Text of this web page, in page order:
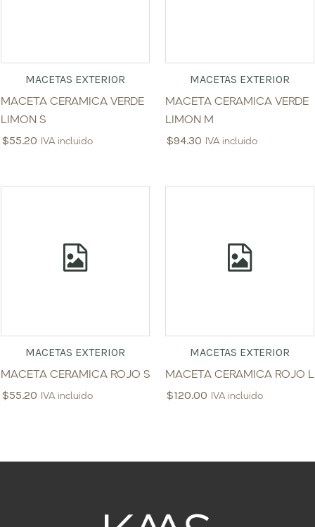
MACETAS EXTERIOR
MACETA CERAMICA VERDE
LIMON S
$55.20 IVA incluido
MACETAS EXTERIOR
MACETA CERAMICA VERDE
LIMON M
$94.30 IVA incluido
MACETAS EXTERIOR
MACETA CERAMICA ROJO S
$55.20 IVA incluido
MACETAS EXTERIOR
MACETA CERAMICA ROJO L
$120.00 IVA incluido